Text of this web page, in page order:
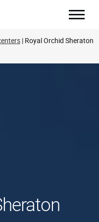
Royal Orchid Sheraton